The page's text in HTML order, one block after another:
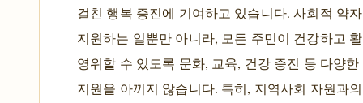
걸친 행복 증진에 기여하고 있습니다. 사회적 약
지원하는 일뿐만 아니라, 모든 주민이 건강하고
영위할 수 있도록 문화, 교육, 건강 증진 등 다양
지원을 아끼지 않습니다. 특히, 지역사회 자원과